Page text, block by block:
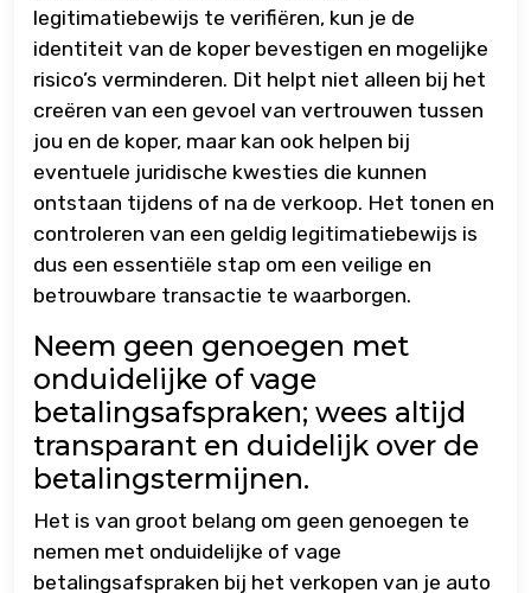
legitimatiebewijs te verifiëren, kun je de
identiteit van de koper bevestigen en mogelijke
risico’s verminderen. Dit helpt niet alleen bij het
creëren van een gevoel van vertrouwen tussen
jou en de koper, maar kan ook helpen bij
eventuele juridische kwesties die kunnen
ontstaan tijdens of na de verkoop. Het tonen en
controleren van een geldig legitimatiebewijs is
dus een essentiële stap om een veilige en
betrouwbare transactie te waarborgen.
Neem geen genoegen met
onduidelijke of vage
betalingsafspraken; wees altijd
transparant en duidelijk over de
betalingstermijnen.
Het is van groot belang om geen genoegen te
nemen met onduidelijke of vage
betalingsafspraken bij het verkopen van je auto